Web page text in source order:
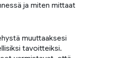
ja miten mittaat
muuttaaksesi
tavoitteiksi.